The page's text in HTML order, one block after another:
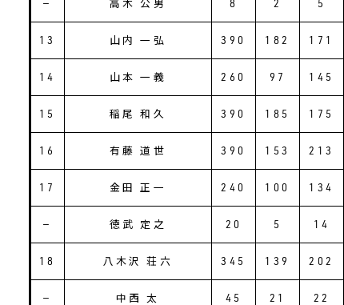
― 高木 公男 8 2 5
13 山内 一弘 390 182 171
14 山本 一義 260 97 145
15 稲尾 和久 390 185 175
16 有藤 道世 390 153 213
17 金田 正一 240 100 134
― 徳武 定之 20 5 14
18 八木沢 荘六 345 139 202
― 中西 太 45 21 22